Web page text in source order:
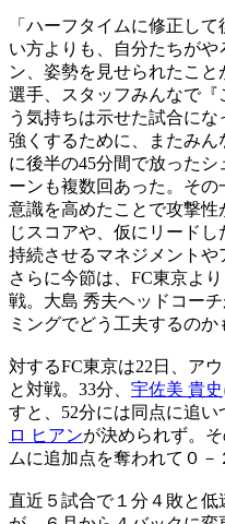
「ハーフタイムに修正し
い方よりも、自分たちが
ン、姿勢を見せられたこと
選手、スタッフみんなで
う気持ちは示せた試合に
強くするために、またみ
に後半の45分間で放った
ーンも複数回あった。そ
意識を高めたことで攻撃性
じスコアや、仮にリード
持続させるマネジメントや
さらに今節は、FC東京よ
戦。大島 秀夫ヘッドコー
ミングでどう工夫するのか
対するFC東京は22日、ア
と対戦。33分、 宇佐美 貴史
すと、52分には同点に追
ロ ヒアンが決められず。
ムに追加点を奪われて０－
直近５試合で１分４敗と